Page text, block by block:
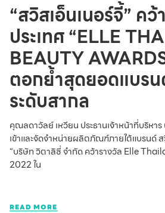
“สวิสเอ็นเนอร์จี้” คว้
ประเทศ “ELLE
BEAUTY
ตอกย้ำสุดยอดแบร
ระดับสากล
คุณลดาวัลย์ เหวียน ประธานเจ้าหน้าที่บริหา
เข้าและจัดจำหน่ายผลิตภัณฑ์ภายใต้แบรนด์ ส
“บริษัท วิตาลิซี่ จำกัด คว้ารางวัล Elle
2022 ใน
READ MORE